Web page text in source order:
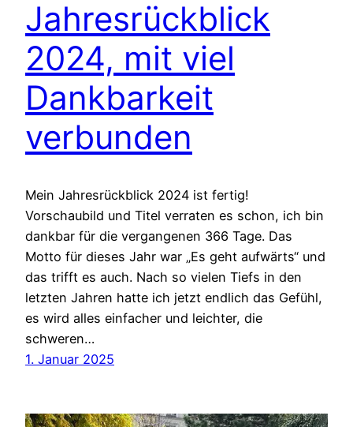
Jahresrückblick
2024, mit viel
Dankbarkeit
verbunden
Mein Jahresrückblick 2024 ist fertig!
Vorschaubild und Titel verraten es schon, ich bin
dankbar für die vergangenen 366 Tage. Das
Motto für dieses Jahr war „Es geht aufwärts“ und
das trifft es auch. Nach so vielen Tiefs in den
letzten Jahren hatte ich jetzt endlich das Gefühl,
es wird alles einfacher und leichter, die
schweren…
1. Januar 2025